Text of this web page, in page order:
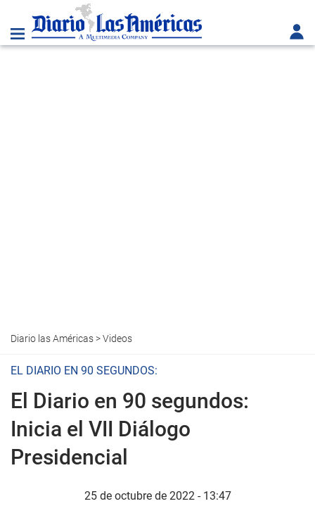
Diario las Américas>Videos
EL DIARIO EN 90 SEGUNDOS:
El Diario en 90 segundos:
Inicia el VII Diálogo
Presidencial
25 de octubre de 2022 - 13:47